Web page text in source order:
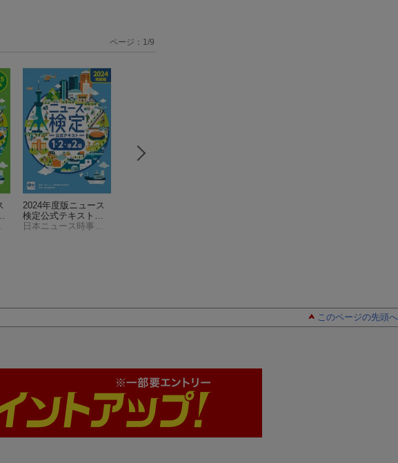
2024年度版ニュース
検定公式テキスト
「時事力」発展編(1・
ページ： 1 /9
このページの先頭へ